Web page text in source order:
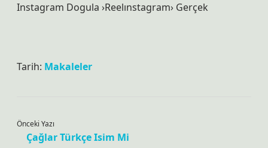
Instagram Dogula ›Reelınstagram› Gerçek
Tarih: Makaleler
Önceki Yazı
Çağlar Türkçe Isim Mi